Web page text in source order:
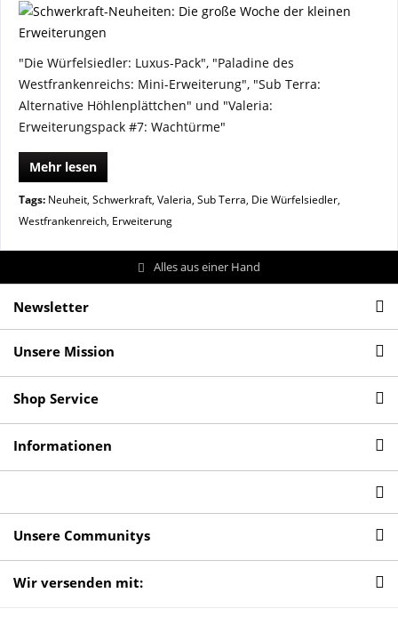
"Die Würfelsiedler: Luxus-Pack", "Paladine des
Westfrankenreichs: Mini-Erweiterung", "Sub Terra:
Alternative Höhlenplättchen" und "Valeria:
Erweiterungspack #7: Wachtürme"
Mehr lesen
Tags: Neuheit, Schwerkraft, Valeria, Sub Terra, Die Würfelsiedler,
Westfrankenreich, Erweiterung
Alles aus einer Hand
Newsletter
Unsere Mission
Shop Service
Informationen
Unsere Communitys
Wir versenden mit: